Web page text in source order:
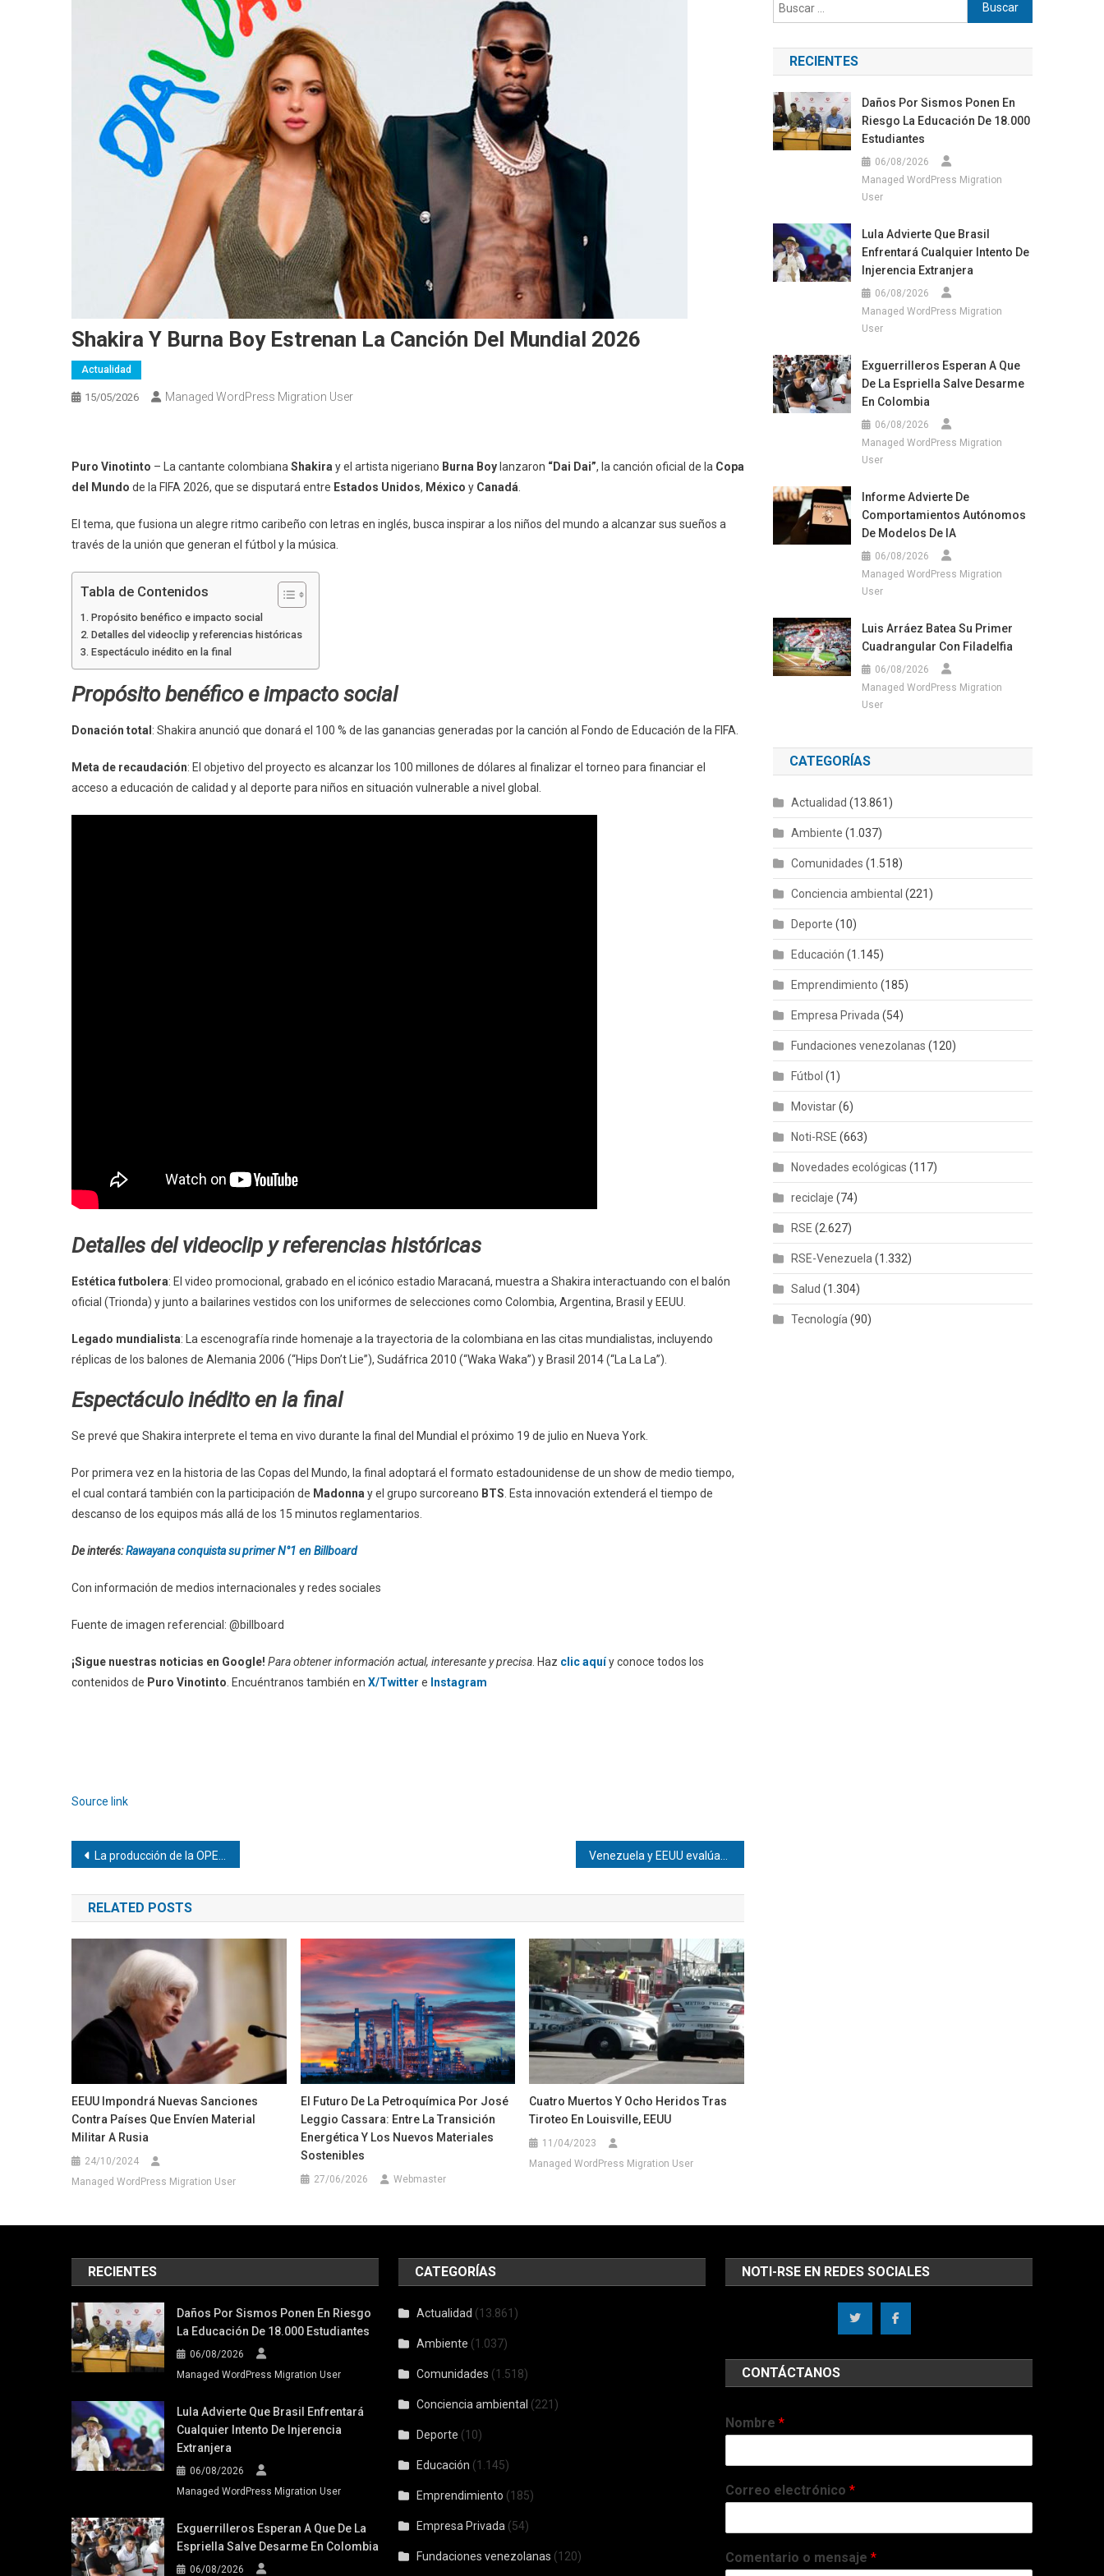
Shakira Y Burna Boy Estrenan La Canción Del Mundial 2026
Actualidad
15/05/2026 Managed WordPress Migration User
Puro Vinotinto – La cantante colombiana Shakira y el artista nigeriano Burna Boy lanzaron “Dai Dai”, la canción oficial de la Copa
del Mundo de la FIFA 2026, que se disputará entre Estados Unidos, México y Canadá
El tema, que fusiona un alegre ritmo caribeño con letras en inglés, busca inspirar a los niños del mundo a alcanzar sus sueños a
través de la unión que generan el fútbol y la música.
Tabla de Contenidos
Propósito benéfico e impacto social
Detalles del videoclip y referencias históricas
Espectáculo inédito en la final
Propósito benéfico e impacto social
Donación total : Shakira anunció que donará el 100 % de las ganancias generadas por la canción al Fondo de Educación de la FIFA.
Meta de recaudación: El objetivo del proyecto es alcanzar los 100 millones de dólares al finalizar el torneo para financiar el
acceso a educación de calidad y al deporte para niños en situación vulnerable a nivel global.
Detalles del videoclip y referencias históricas
Estética futbolera: El video promocional, grabado en el icónico estadio Maracaná, muestra a Shakira interactuando con el balón
oficial (Trionda) y junto a bailarines vestidos con los uniformes de selecciones como Colombia, Argentina, Brasil y EEUU.
Legado mundialista: La escenografía rinde homenaje a la trayectoria de la colombiana en las citas mundialistas, incluyendo
réplicas de los balones de Alemania 2006 (“Hips Don’t Lie”), Sudáfrica 2010 (“Waka Waka”) y Brasil 2014 (“La La La”).
Espectáculo inédito en la final
Se prevé que Shakira interprete el tema en vivo durante la final del Mundial el próximo 19 de julio en Nueva York.
Por primera vez en la historia de las Copas del Mundo, la final adoptará el formato estadounidense de un show de medio tiempo,
el cual contará también con la participación de Madonna y el grupo surcoreano BTS . Esta innovación extenderá el tiempo de
descanso de los equipos más allá de los 15 minutos reglamentarios.
De interés:Rawayana conquista su primer N°1 en Billboard
Con información de medios internacionales y redes sociales
Fuente de imagen referencial: @billboard
¡Sigue nuestras noticias en Google! Para obtener información actual, interesante y precisa . Haz clic aquíy conoce todos los
contenidos de Puro Vinotinto . Encuéntranos también en X/Twitter e Instagram
Source link
Navegación
de
entradas
La producción de la OPEP cae casi un 34 % por guerra en Irán
RELATED POSTS
EEUU Impondrá Nuevas Sanciones
Contra Países Que Envíen Material
Militar A Rusia
24/10/2024
Managed WordPress Migration User
El Futuro De La Petroquímica Por José
Leggio Cassara: Entre La Transición
Energética Y Los Nuevos Materiales
Sostenibles
27/06/2026 Webmaster
Cuatro Muertos Y Ocho Heridos Tras
Tiroteo En Louisville, EEUU
11/04/2023
Managed WordPress Migration User
RECIENTES
Daños Por Sismos Ponen En
Riesgo La Educación De 18.000
Estudiantes
06/08/2026
Managed WordPress Migration
User
Lula Advierte Que Brasil
Enfrentará Cualquier Intento De
Injerencia Extranjera
06/08/2026
Managed WordPress Migration
User
Exguerrilleros Esperan A Que
De La Espriella Salve Desarme
En Colombia
06/08/2026
Managed WordPress Migration
User
Informe Advierte De
Comportamientos Autónomos
De Modelos De IA
06/08/2026
Managed WordPress Migration
User
Luis Arráez Batea Su Primer
Cuadrangular Con Filadelfia
06/08/2026
Managed WordPress Migration
User
CATEGORÍAS
Actualidad (13.861)
Ambiente (1.037)
Comunidades (1.518)
Conciencia ambiental (221)
Deporte (10)
Educación (1.145)
Emprendimiento (185)
Empresa Privada (54)
Fundaciones venezolanas (120)
Fútbol (1)
Movistar(6)
Noti-RSE (663)
Novedades ecológicas (117)
reciclaje (74)
RSE (2.627)
RSE-Venezuela (1.332)
Salud (1.304)
Tecnología (90)
RECIENTES
Daños Por Sismos Ponen En Riesgo
La Educación De 18.000 Estudiantes
06/08/2026
Managed WordPress Migration User
Lula Advierte Que Brasil Enfrentará
Cualquier Intento De Injerencia
Extranjera
06/08/2026
Managed WordPress Migration User
Exguerrilleros Esperan A Que De La
Espriella Salve Desarme En Colombia
06/08/2026
CATEGORÍAS
Actualidad (13.861)
Ambiente (1.037)
Comunidades (1.518)
Conciencia ambiental (221)
Deporte (10)
Educación (1.145)
Emprendimiento (185)
Empresa Privada (54)
Fundaciones venezolanas (120)
NOTI-RSE EN REDES SOCIALES
CONTÁCTANOS
Nombre *
Correo electrónico *
Comentario o mensaje *